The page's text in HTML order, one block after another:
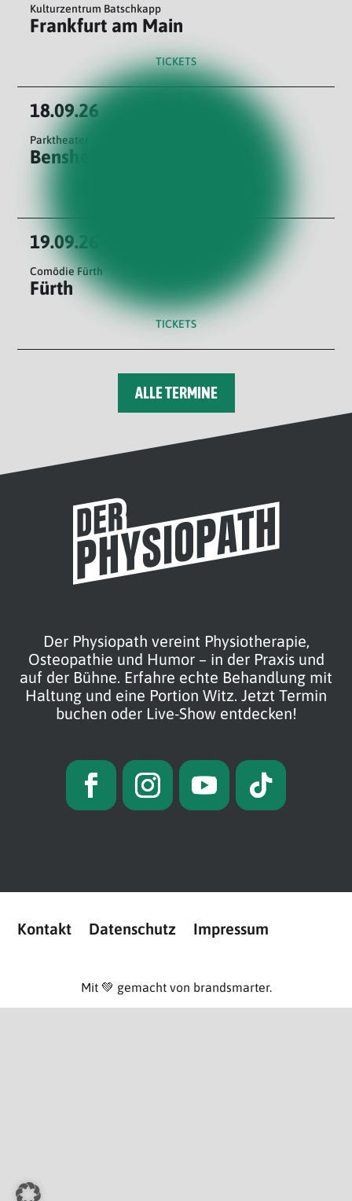
Frankfurt am Main
Kulturzentrum Batschkapp
TICKETS
18.09.26
Bensheim
Parktheater
19.09.26
Fürth
Comödie Fürth
TICKETS
ALLE TERMINE
Der Physiopath vereint Physiotherapie,
Osteopathie und Humor – in der Praxis und
auf der Bühne. Erfahre echte Behandlung mit
Haltung und eine Portion Witz. Jetzt Termin
buchen oder Live-Show entdecken!
Mit 💚 gemacht von brandsmarter.
Kontakt Datenschutz Impressum